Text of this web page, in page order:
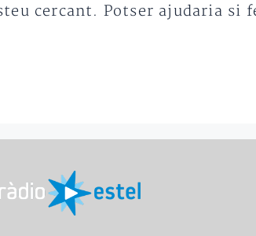
cercant. Potser ajudaria si